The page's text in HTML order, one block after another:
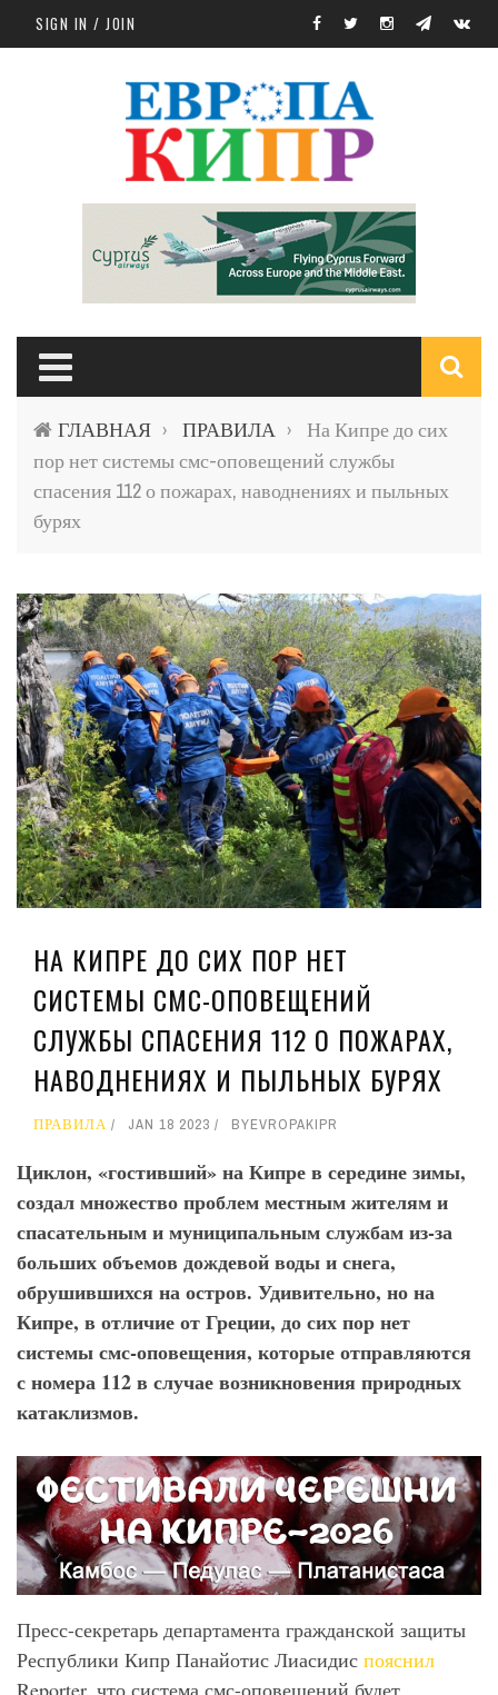
Skip to main content
SIGN IN / JOIN
ГЛАВНАЯ › ПРАВИЛА ›
На Кипре до сих
пор нет системы смс-оповещений службы
спасения 112 о пожарах, наводнениях и пыльных
бурях
НА КИПРЕ ДО СИХ ПОР НЕТ
СИСТЕМЫ СМС-ОПОВЕЩЕНИЙ
СЛУЖБЫ СПАСЕНИЯ 112 О ПОЖАРАХ,
НАВОДНЕНИЯХ И ПЫЛЬНЫХ БУРЯХ
ПРАВИЛА JAN 18 2023 BYEVROPAKIPR
Циклон, «гостивший» на Кипре в середине зимы,
создал множество проблем местным жителям и
спасательным и муниципальным службам из-за
больших объемов дождевой воды и снега,
обрушившихся на остров. Удивительно, но на
Кипре, в отличие от Греции, до сих пор нет
системы смс-оповещения, которые отправляются
с номера 112 в случае возникновения природных
катаклизмов.
Пресс-секретарь департамента гражданской защиты
Республики Кипр Панайотис Лиасидис пояснил